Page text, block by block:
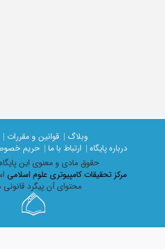
وبلاگ | قوانین و مقررات |
درباره پایگاه |
ارتباط با ما | حریم
حقوق مادی و معنوی اين
مرکز تحقیقات کامپیوتری علوم اسلامی
محتوای آن پیگرد قانونی